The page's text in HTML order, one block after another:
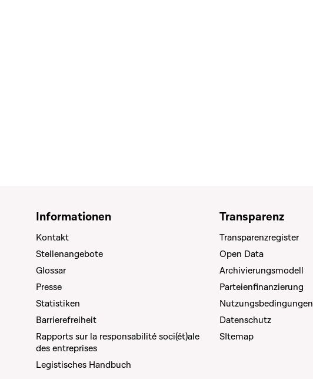
Informationen
Kontakt
Stellenangebote
Glossar
Presse
Statistiken
Barrierefreiheit
Rapports sur la responsabilité soci(ét)ale
des entreprises
Legistisches Handbuch
Transparenz
Transparenzregister
Open Data
Archivierungsmodell
Parteienfinanzierung
Nutzungsbedingungen
Datenschutz
SItemap